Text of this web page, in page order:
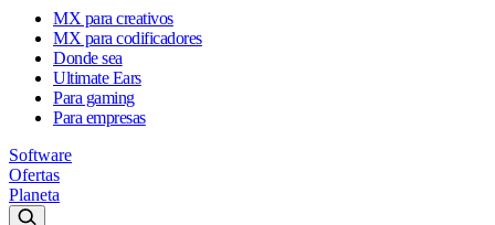
MX para creativos
MX para codificadores
Donde sea
Ultimate Ears
Para gaming
Para empresas
Software
Ofertas
Planeta